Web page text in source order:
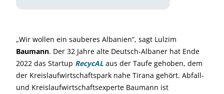
„Wir wollen ein sauberes Albanien“, sagt Lulzim
Baumann. Der 32 Jahre alte Deutsch-Albaner hat Ende
2022 das Startup RecycAL aus der Taufe gehoben, dem
der Kreislaufwirtschaftspark nahe Tirana gehört. Abfall-
und Kreislaufwirtschaftsexperte Baumann ist